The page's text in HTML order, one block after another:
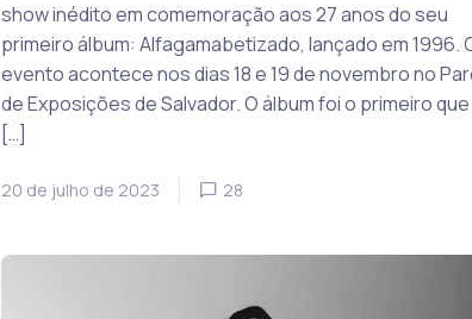
show inédito em comemoração aos 27 anos do seu
primeiro álbum: Alfagamabetizado, lançado em 1996.
evento acontece nos dias 18 e 19 de novembro no
de Exposições de Salvador. O álbum foi o primeiro
[…]
20 de julho de 2023 28